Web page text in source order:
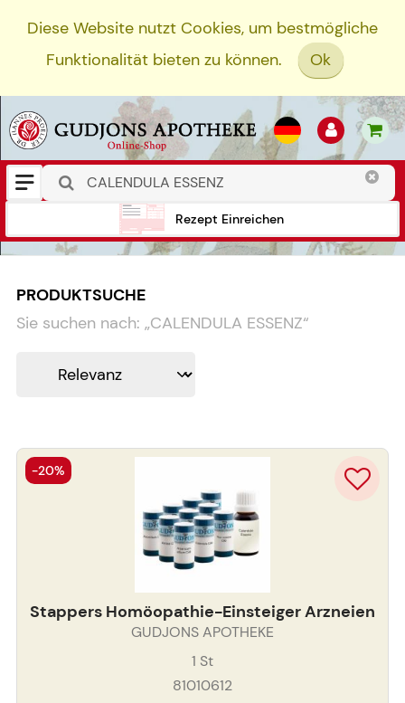
Diese Website nutzt Cookies, um bestmögliche
Funktionalität bieten zu können.
Ok
Rezept Einreichen
PRODUKTSUCHE
Sie suchen nach: „CALENDULA ESSENZ“
Stappers Homöopathie-Einsteiger Arzneien
GUDJONS APOTHEKE
1 St
81010612
-20%